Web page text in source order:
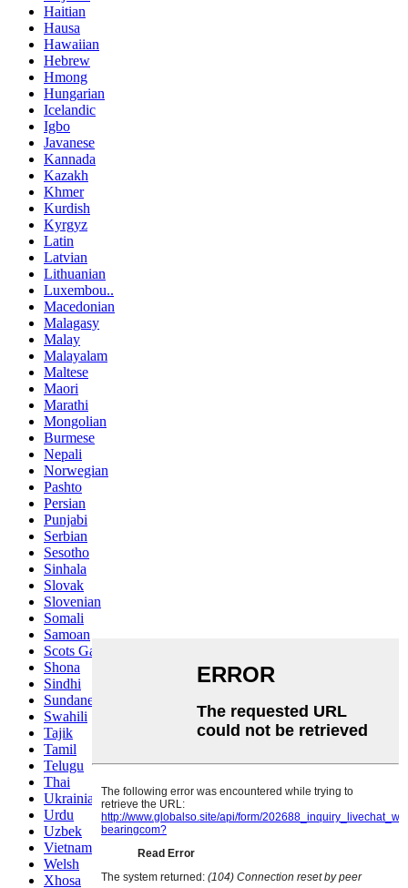
Haitian
Hausa
Hawaiian
Hebrew
Hmong
Hungarian
Icelandic
Igbo
Javanese
Kannada
Kazakh
Khmer
Kurdish
Kyrgyz
Latin
Latvian
Lithuanian
Luxembou..
Macedonian
Malagasy
Malay
Malayalam
Maltese
Maori
Marathi
Mongolian
Burmese
Nepali
Norwegian
Pashto
Persian
Punjabi
Serbian
Sesotho
Sinhala
Slovak
Slovenian
Somali
Samoan
Scots Gaelic
Shona
Sindhi
Sundanese
Swahili
Tajik
Tamil
Telugu
Thai
Ukrainian
Urdu
Uzbek
Vietnamese
Welsh
Xhosa